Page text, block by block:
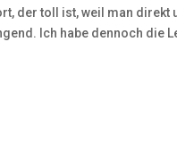
der toll ist, weil man
Ich habe dennoch die